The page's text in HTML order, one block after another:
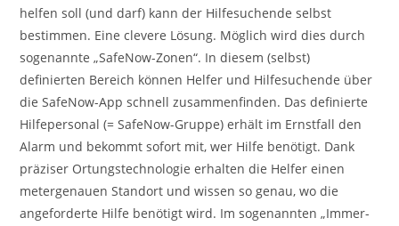
helfen soll (und darf) kann der Hilfesuchende selbst
bestimmen. Eine clevere Lösung. Möglich wird dies durch
sogenannte „SafeNow-Zonen“. In diesem (selbst)
definierten Bereich können Helfer und Hilfesuchende über
die SafeNow-App schnell zusammenfinden. Das definierte
Hilfepersonal (= SafeNow-Gruppe) erhält im Ernstfall den
Alarm und bekommt sofort mit, wer Hilfe benötigt. Dank
präziser Ortungstechnologie erhalten die Helfer einen
metergenauen Standort und wissen so genau, wo die
angeforderte Hilfe benötigt wird. Im sogenannten „Immer-